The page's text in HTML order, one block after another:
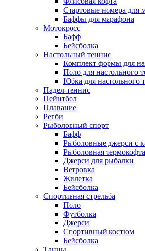
Стартовые номера для
Баффы для марафона
Мотокросс
Бафф
Бейсболка
Настольный теннис
Комплект формы для
Поло для настольного
Юбка для настольного
Падел-теннис
Пейнтбол
Плавание
Регби
Рыболовный спорт
Бафф
Рыболовные джерси с
Рыболовная термокофта
Джерси для рыбалки
Ветровка
Жилетка
Бейсболка
Спортивная стрельба
Поло
Футболка
Джерси
Спортивный костюм
Бейсболка
Танцы